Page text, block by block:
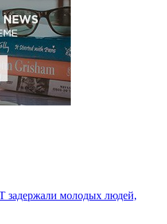
молодых людей,